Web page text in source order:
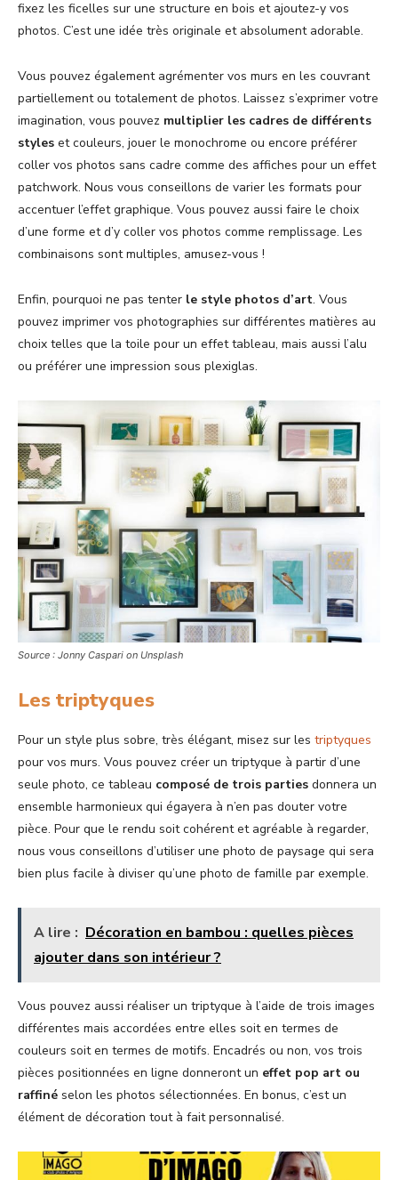
fixez les ficelles sur une structure en bois et ajoutez-y vos
photos. C’est une idée très originale et absolument adorable.
Vous pouvez également agrémenter vos murs en les couvrant
partiellement ou totalement de photos. Laissez s’exprimer votre
imagination, vous pouvez multiplier les cadres de différents
styles et couleurs, jouer le monochrome ou encore préférer
coller vos photos sans cadre comme des affiches pour un effet
patchwork. Nous vous conseillons de varier les formats pour
accentuer l’effet graphique. Vous pouvez aussi faire le choix
d’une forme et d’y coller vos photos comme remplissage. Les
combinaisons sont multiples, amusez-vous !
Enfin, pourquoi ne pas tenter le style photos d’art. Vous
pouvez imprimer vos photographies sur différentes matières au
choix telles que la toile pour un effet tableau, mais aussi l’alu
ou préférer une impression sous plexiglas.
Source : Jonny Caspari on Unsplash
Les triptyques
Pour un style plus sobre, très élégant, misez sur les triptyques
pour vos murs. Vous pouvez créer un triptyque à partir d’une
seule photo, ce tableau composé de trois parties donnera un
ensemble harmonieux qui égayera à n’en pas douter votre
pièce. Pour que le rendu soit cohérent et agréable à regarder,
nous vous conseillons d’utiliser une photo de paysage qui sera
bien plus facile à diviser qu’une photo de famille par exemple.
A lire : Décoration en bambou : quelles pièces
ajouter dans son intérieur ?
Vous pouvez aussi réaliser un triptyque à l’aide de trois images
différentes mais accordées entre elles soit en termes de
couleurs soit en termes de motifs. Encadrés ou non, vos trois
pièces positionnées en ligne donneront un effet pop art ou
raffiné selon les photos sélectionnées. En bonus, c’est un
élément de décoration tout à fait personnalisé.